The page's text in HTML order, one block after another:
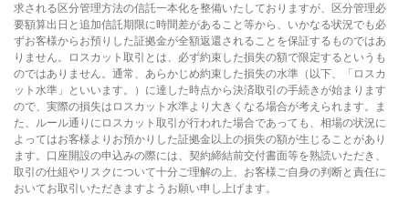
求される区分管理方法の信託一本化を整備いたしておりますが、区分管理必
要額算出日と追加信託期限に時間差があること等から、いかなる状況でも必
ずお客様からお預りした証拠金が全額返還されることを保証するものではあ
りません。ロスカット取引とは、必ず約束した損失の額で限定するというも
のではありません。通常、あらかじめ約束した損失の水準（以下、「ロスカ
ット水準」といいます。）に達した時点から決済取引の手続きが始まります
ので、実際の損失はロスカット水準より大きくなる場合が考えられます。ま
た、ルール通りにロスカット取引が行われた場合であっても、相場の状況に
よってはお客様よりお預かりした証拠金以上の損失の額が生じることがあり
ます。口座開設の申込みの際には、契約締結前交付書面等を熟読いただき、
取引の仕組やリスクについて十分ご理解の上、お客様ご自身の判断と責任に
おいてお取引いただきますようお願い申し上げます。